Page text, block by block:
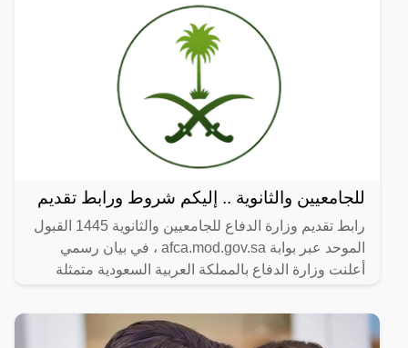
للجامعيين والثانوية .. إليكم شروط ورابط تقديم
رابط تقديم وزارة الدفاع للجامعيين والثانوية 1445 القبول
الموحد عبر بوابة afca.mod.gov.sa ، في بيان رسمي
أعلنت وزارة الدفاع بالمملكة العربية السعودية متمثلة